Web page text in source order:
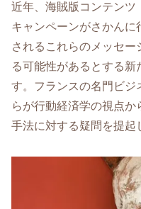
近年、海賊版コンテンツ
キャンペーンがさかん
されるこれらのメッセ
る可能性があるとする新
す。フランスの名門ビ
らが行動経済学の視点
手法に対する疑問を提起